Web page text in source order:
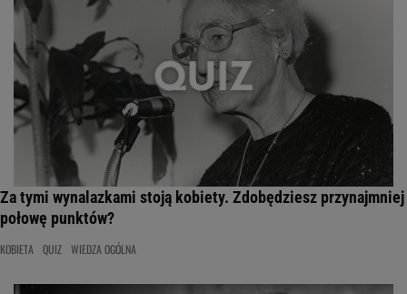
Za tymi wynalazkami stoją kobiety. Zdobędziesz przynajmniej
połowę punktów?
KOBIETA QUIZ WIEDZA OGÓLNA